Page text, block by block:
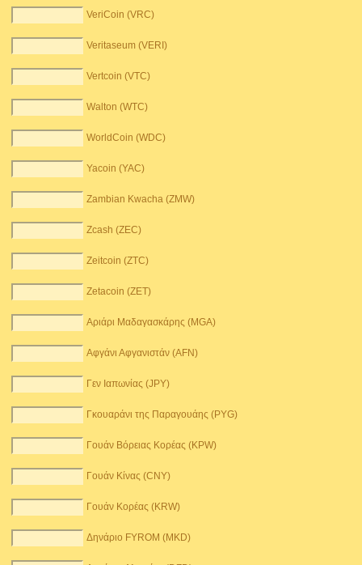
VeriCoin (VRC)
Veritaseum (VERI)
Vertcoin (VTC)
Walton (WTC)
WorldCoin (WDC)
Yacoin (YAC)
Zambian Kwacha (ZMW)
Zcash (ZEC)
Zeitcoin (ZTC)
Zetacoin (ZET)
Αριάρι Μαδαγασκάρης (MGA)
Αφγάνι Αφγανιστάν (AFN)
Γεν Ιαπωνίας (JPY)
Γκουαράνι της Παραγουάης (PYG)
Γουάν Βόρειας Κορέας (KPW)
Γουάν Κίνας (CNY)
Γουάν Κορέας (KRW)
Δηνάριο FYROM (MKD)